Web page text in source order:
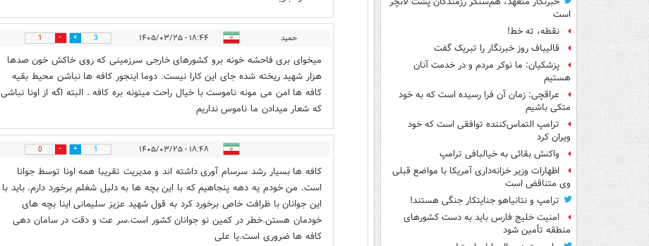
است
نقطه، ته خط!
قالیباف روز خبرنگار را تبریک گفت
پزشکیان: ما نوکر مردم و در خدمت آنان
هستیم
عراقچی: زمان آن فرا رسیده است که به خود
متکی باشیم
ترامپ التماس‌کننده توافقی است که خود
ویران کرد
واکنش بقائی به خیالبافی ترامپ
اظهارات وزیر خزانه‌داری آمریکا با مواضع قبلی
وی متناقض است
ترامپ و نتانیاهو جنایتکار جنگی هستند!
امنیت خلیج فارس باید به دست کشورهای
منطقه تأمین شود
حمید ۱۸:۴۴ - ۱۴۰۵/۰۳/۲۵ 3
1
میخوای بری فاحشه خونه برو کشورهای خارجی سرزمینی که روی خاکش خون صدها
هزار شهید ریخته شده جای این کارا نیست. دوما اینجور کافه ها نباشن محیط بقیه
کافه ها امن می مونه ناموست با خیال راحت میتونه بره کافه . البته اگه از اونا نباشی
که شعار میدادن ما ناموس نداریم
۱۸:۴۸ - ۱۴۰۵/۰۳/۲۵ 1
0
کافه ها بسیار رشد سرسام آوری داشته اند و مدیریت تقریبا همه اونا توسط جوانا
است. من خودم یه دهه پنجاهیم که با این بچه ها به دلیل شغلم برخورد دارم. باید با
این جوانان با ظرافت خاص برخورد کرد به قول شهید عزیز سلیمانی اینا بچه های
خودمان هستن.خطر در کمین نو جوانان کشور است.سر عت و دقت در سامان دهی
کافه ها ضروری است.یا علی